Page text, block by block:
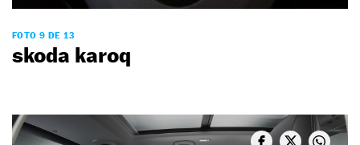
FOTO 9 DE 13
skoda karoq